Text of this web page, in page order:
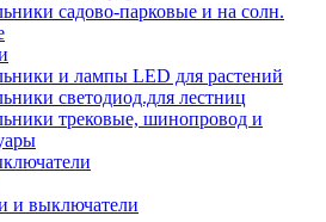
садово-парковые и на солн.
и лампы LED для растений
светодиод.для лестниц
трековые, шинопровод и
и выключатели